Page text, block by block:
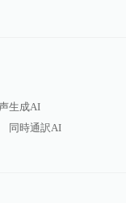
生成AI
同時通訳AI